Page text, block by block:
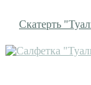
Скатерть